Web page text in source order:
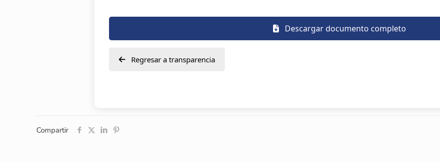
Descargar documento completo
Regresar a transparencia
Compartir